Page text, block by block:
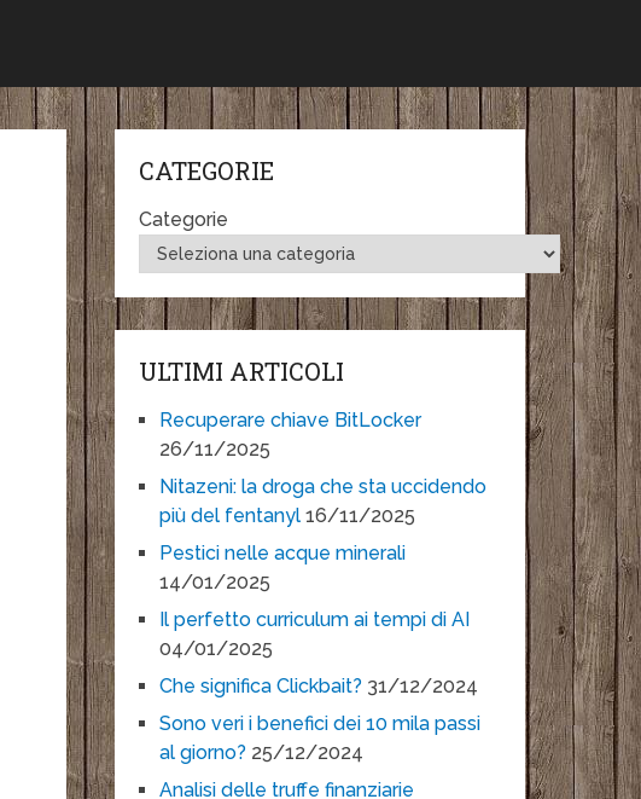
CATEGORIE
Categorie
ULTIMI ARTICOLI
Recuperare chiave BitLocker
26/11/2025
Nitazeni: la droga che sta uccidendo
più del fentanyl 16/11/2025
Pestici nelle acque minerali
14/01/2025
Il perfetto curriculum ai tempi di AI
04/01/2025
Che significa Clickbait? 31/12/2024
Sono veri i benefici dei 10 mila passi
al giorno? 25/12/2024
Analisi delle truffe finanziarie